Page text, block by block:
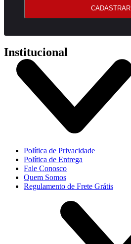
CADASTRAR
Institucional
Política de Privacidade
Política de Entrega
Fale Conosco
Quem Somos
Regulamento de Frete Grátis